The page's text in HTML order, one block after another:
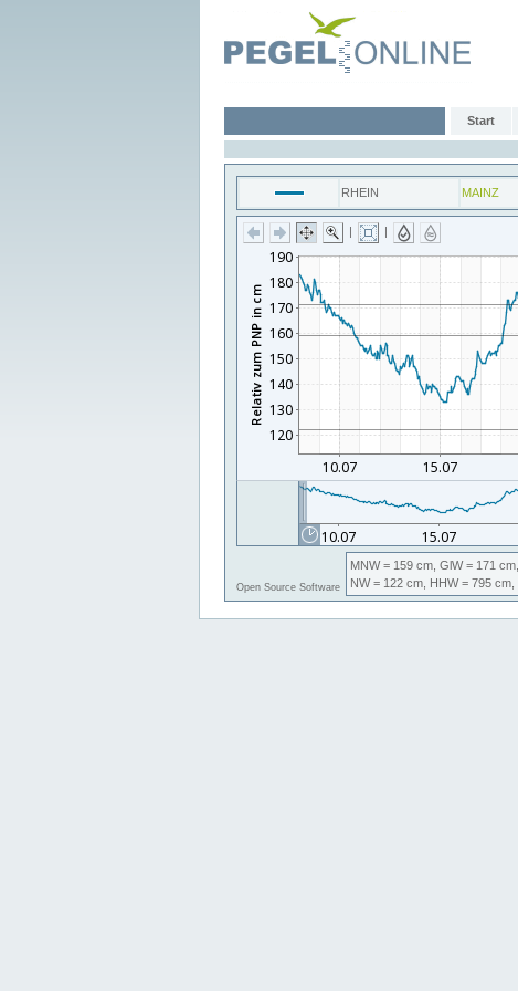
Start
RHEIN MAINZ
| |
Open Source Software
MNW= 159 cm, GlW= 171 cm,
NW= 122 cm, HHW= 795 cm,